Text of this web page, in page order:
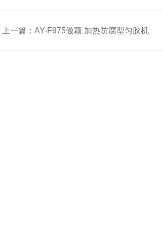
上一篇：AY-F975傲颖 加热防腐型匀胶机